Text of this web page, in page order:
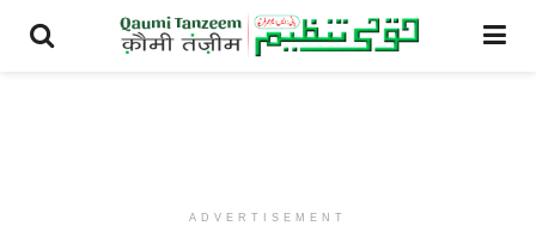
ADVERTISEMENT